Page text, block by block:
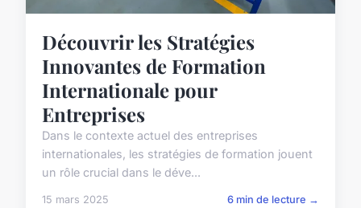
Découvrir les Stratégies
Innovantes de Formation
Internationale pour
Entreprises
Dans le contexte actuel des entreprises
internationales, les stratégies de formation jouent
un rôle crucial dans le déve...
15 mars 2025 6 min de lecture →